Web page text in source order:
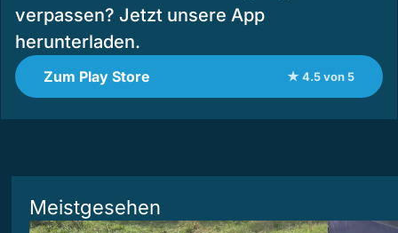
verpassen? Jetzt unsere App
herunterladen.
Zum Play Store ★ 4.5 von 5
Meistgesehen